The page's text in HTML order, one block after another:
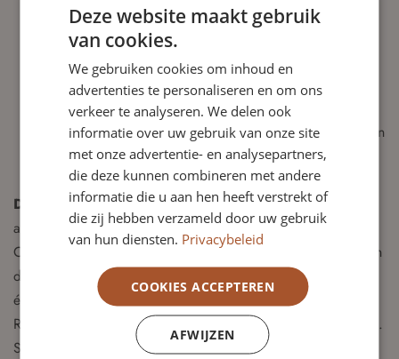
binnen de Raad van Commissarissen.
Onderhouden van een sterke relatie met HOW, de
Huurdersorganisatie Woonplus, en fungeren als hun
voornaamste aanspreekpunt binnen de raad.
Toezicht houden op de strategische richting van de
corporatie, met bijzondere aandacht voor de belangen van
de huurders.
De Raad van Commissarissen:Woonplus wordt
aangestuurd door een directeur-bestuurder. De Raad van
Commissarissen, die toezicht houdt op de bedrijfsvoering van
de stichting, bestaat uit vijf leden. Vanwege het vertrek van
één van de leden, is een vacature ontstaan. Als lid van de
Raad van Commissarissen ben je onmisbaar voor de stichting.
Samen met vier andere leden, waarvan twee voorgedragen
Deze website maakt gebruik
van cookies.
We gebruiken cookies om inhoud en
advertenties te personaliseren en om ons
verkeer te analyseren. We delen ook
informatie over uw gebruik van onze site
met onze advertentie- en analysepartners,
die deze kunnen combineren met andere
informatie die u aan hen heeft verstrekt of
die zij hebben verzameld door uw gebruik
van hun diensten. Privacybeleid
COOKIES ACCEPTEREN
AFWIJZEN